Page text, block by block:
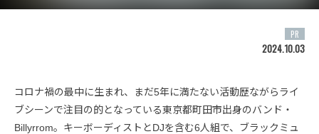
PR
2024.10.03
コロナ禍の最中に生まれ、まだ5年に満たない活動歴ながらライ
ブシーンで注目の的となっている東京都町田市出身のバンド・
Billyrrom。キーボーディストとDJを含む6人組で、ブラックミュ